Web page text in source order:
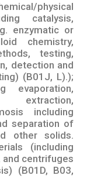
physical
catalysis,
enzymatic or
chemistry,
testing,
detection and
(B01J, L).);
evaporation,
extraction,
including
separation of
other solids.
(including
centrifuges
(B01D, B03,